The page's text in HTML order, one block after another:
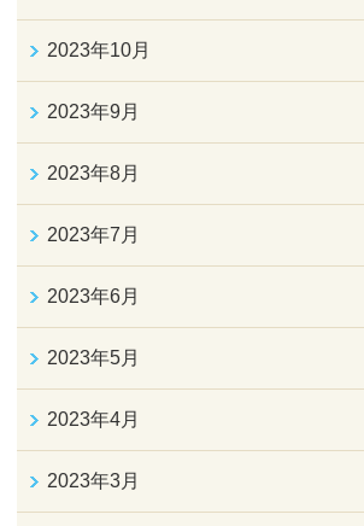
2023年10月
2023年9月
2023年8月
2023年7月
2023年6月
2023年5月
2023年4月
2023年3月